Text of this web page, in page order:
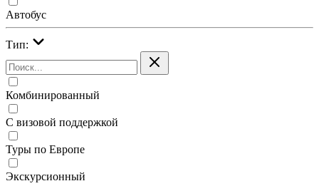
Автобус
Тип:
Комбинированный
С визовой поддержкой
Туры по Европе
Экскурсионный